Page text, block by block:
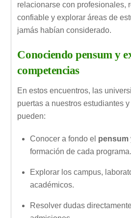
relacionarse con profesionales,
confiable y explorar áreas de
jamás habían considerado.
Conociendo pensum y
competencias
En estos encuentros, las
puertas a nuestros estudiantes
pueden:
Conocer a fondo el pensum
formación de cada programa.
Explorar los campus,
académicos.
Resolver dudas